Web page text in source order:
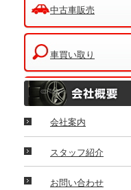
中古車販売
車買い取り
会社案内
スタッフ紹介
お問い合わせ